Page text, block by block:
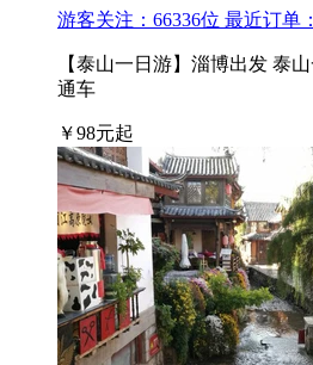
游客关注： 66336位 最近订单：
【泰山一日游】淄博出发 泰
通车
￥98元起